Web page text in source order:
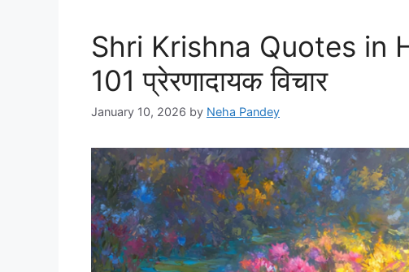
Shri Krishna Quotes in
101 प्रेरणादायक विचार
January 10, 2026 by Neha Pandey